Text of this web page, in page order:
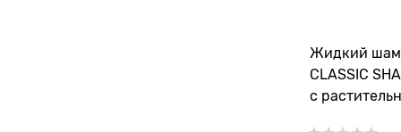
Жидкий
CLASSIC
с